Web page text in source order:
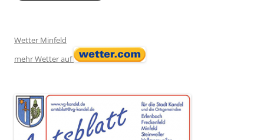
Wetter Minfeld
mehr Wetter auf